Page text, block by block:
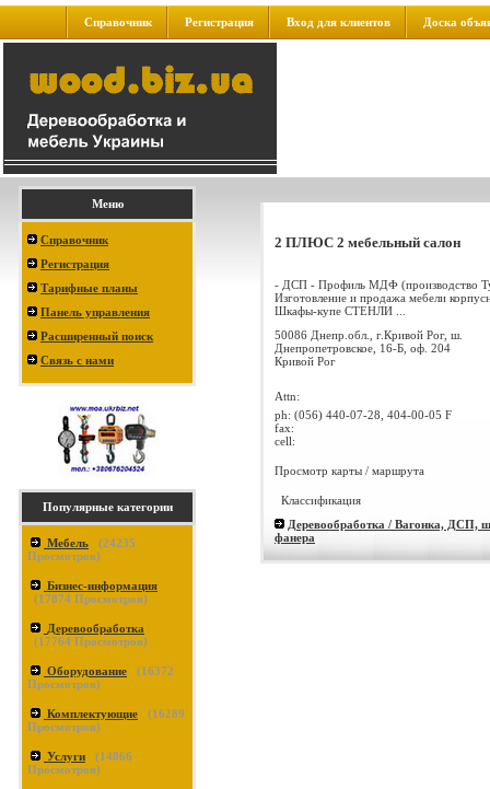
Справочник Регистрация Вход для клиентов Доска
Меню
Справочник
Регистрация
Тарифные планы
Панель управления
Расширенный поиск
Связь с нами
Популярные категории
Мебель (24235
Просмотров)
Бизнес-информация
(17874 Просмотров)
Деревообработка
(17764 Просмотров)
Оборудование (16372
Просмотров)
Комплектующие (16289
Просмотров)
Услуги (14866
Просмотров)
2 ПЛЮС 2 мебельный салон
- ДСП - Профиль МДФ (производство
Изготовление и продажа мебели
Шкафы-купе СТЕНЛИ ...
50086 Днепр.обл., г.Кривой Рог, ш.
Днепропетровское, 16-Б, оф. 204
Кривой Рог
Attn:
ph: (056) 440-07-28, 404-00-05 F
fax:
cell:
Просмотр карты / маршрута
Классификация
Деревообработка / Вагонка, ДСП,
фанера